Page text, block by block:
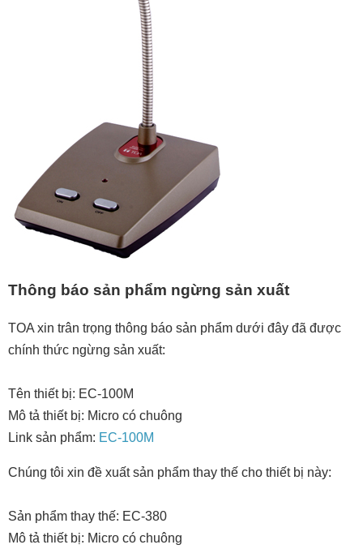
Thông báo sản phẩm ngừng sản xuất
TOA xin trân trọng thông báo sản phẩm dưới đây đã được
chính thức ngừng sản xuất:
Tên thiết bị: EC-100M
Mô tả thiết bị: Micro có chuông
Link sản phẩm: EC-100M
Chúng tôi xin đề xuất sản phẩm thay thế cho thiết bị này:
Sản phẩm thay thế: EC-380
Mô tả thiết bị: Micro có chuông